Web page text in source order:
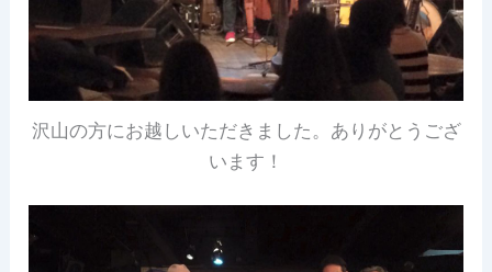
沢山の方にお越しいただきました。ありがとうござ
います！